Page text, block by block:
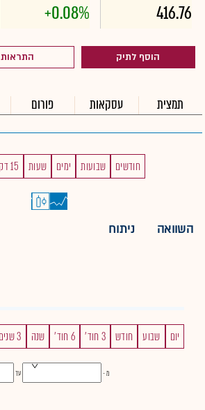
416.76
+0.08%
הוסף לתיק התראות
תמצית עסקאות פורום
חודשים שבועות ימים שעות 15 דקות
השוואה ניתוח
יום שבוע חודש 3 חוד' 6 חוד' שנה 3 שנים
מ - עד